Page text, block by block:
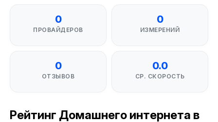
0
ПРОВАЙДЕРОВ
0
ИЗМЕРЕНИЙ
0
ОТЗЫВОВ
0.0
СР. СКОРОСТЬ
Рейтинг Домашнего интернета в